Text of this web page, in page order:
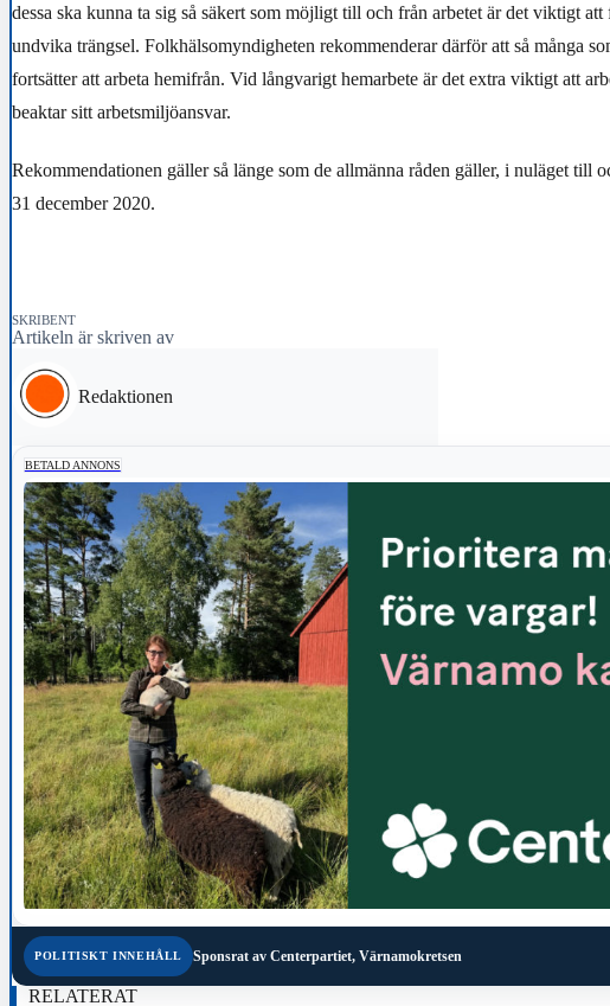
dessa ska kunna ta sig så säkert som möjligt till och från arbetet är det viktigt att
undvika trängsel. Folkhälsomyndigheten rekommenderar därför att så många
fortsätter att arbeta hemifrån. Vid långvarigt hemarbete är det extra viktigt att
beaktar sitt arbetsmiljöansvar.
Rekommendationen gäller så länge som de allmänna råden gäller, i nuläget till
31 december 2020.
SKRIBENT
Artikeln är skriven av
Redaktionen
BETALD ANNONS
POLITISKT INNEHÅLL Sponsrat av Centerpartiet, Värnamokretsen
RELATERAT